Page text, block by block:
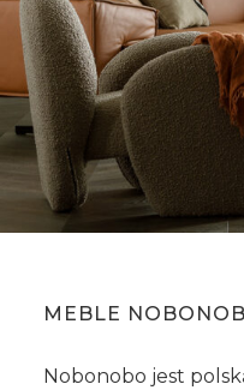
MEBLE
Nobonobo jest